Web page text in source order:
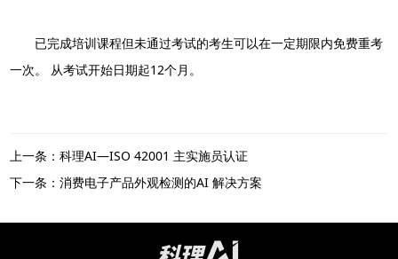
已完成培训课程但未通过考试的考生可以在一定期限内免费重考
一次。 从考试开始日期起12个月。
上一条：科理AI—ISO 42001 主实施员认证
下一条：消费电子产品外观检测的AI 解决方案